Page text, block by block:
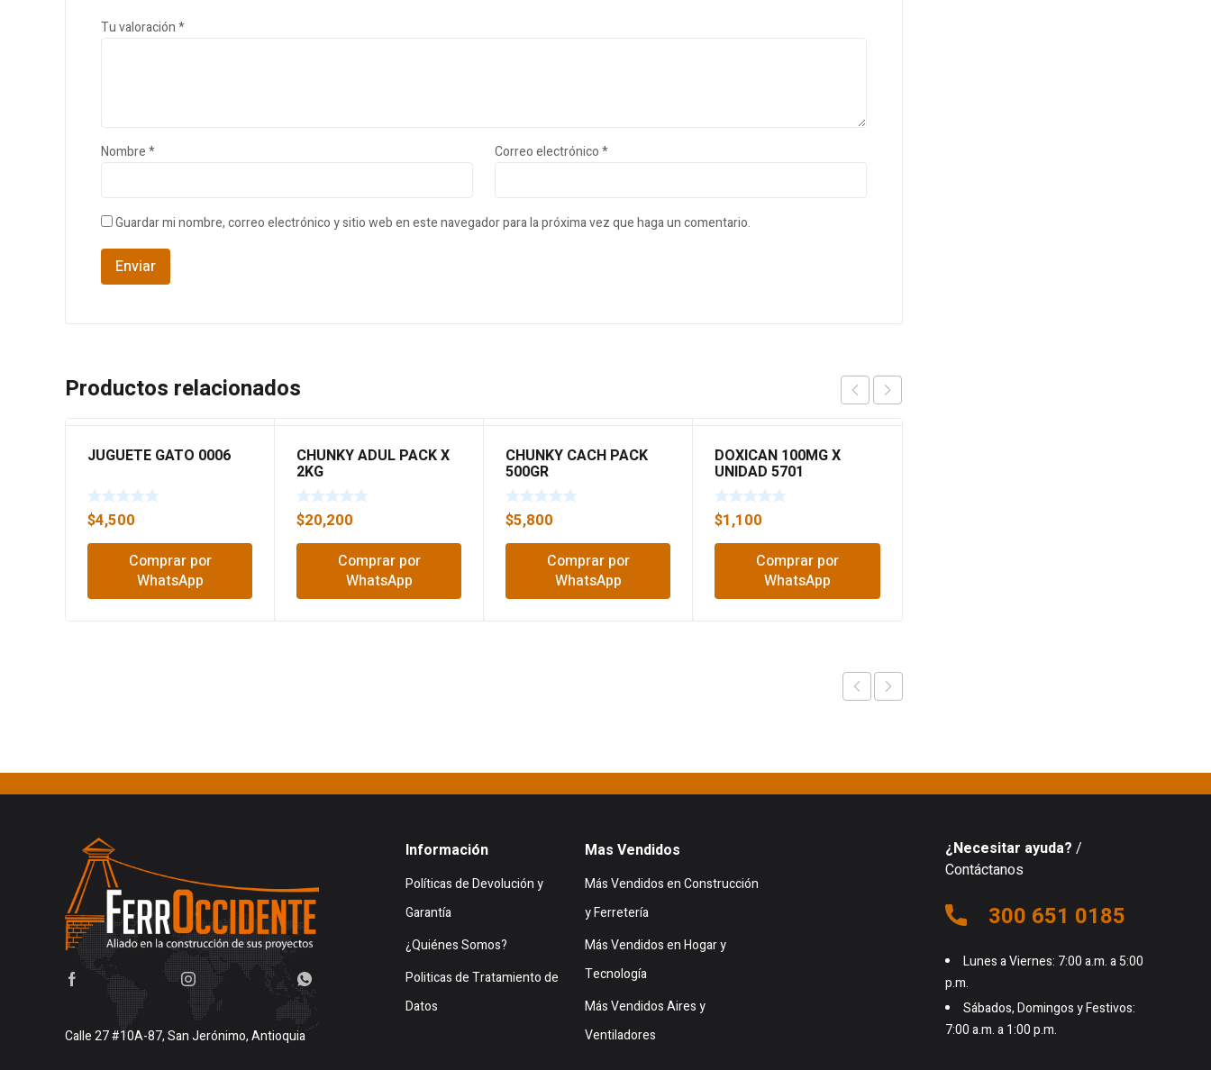
Tu valoración*
Nombre* Correo electrónico*
Guardar mi nombre, correo electrónico y sitio web en este navegador para la próxima vez que haga un comentario.
Productos relacionados
JUGUETE GATO 0006
$4,500
Comprar por
WhatsApp
CHUNKY ADUL PACK X
2KG
$20,200
Comprar por
WhatsApp
CHUNKY CACH PACK
500GR
$5,800
Comprar por
WhatsApp
DOXICAN 100MG X
UNIDAD 5701
$1,100
Comprar por
WhatsApp
Calle 27 #10A-87, San Jerónimo, Antioquia
Información
Políticas de Devolución y
Garantía
¿Quiénes Somos?
Politicas de Tratamiento de
Datos
Mas Vendidos
Más Vendidos en Construcción
y Ferretería
Más Vendidos en Hogar y
Tecnología
Más Vendidos Aires y
Ventiladores
¿Necesitar ayuda? /
Contáctanos
300 651 0185
Lunes a Viernes: 7:00 a.m. a 5:00
p.m.
Sábados, Domingos y Festivos:
7:00 a.m. a 1:00 p.m.